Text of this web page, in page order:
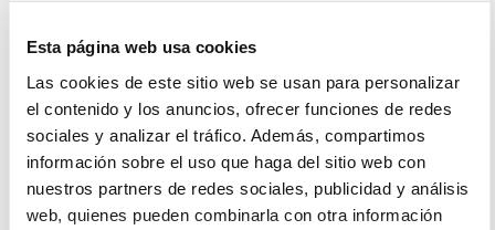
Esta página web usa cookies
Las cookies de este sitio web se usan para personalizar
el contenido y los anuncios, ofrecer funciones de redes
sociales y analizar el tráfico. Además, compartimos
información sobre el uso que haga del sitio web con
nuestros partners de redes sociales, publicidad y análisis
web, quienes pueden combinarla con otra información